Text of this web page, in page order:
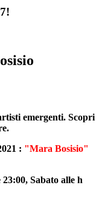
emergenti. Scopri
: "Mara Bosisio"
Sabato alle h